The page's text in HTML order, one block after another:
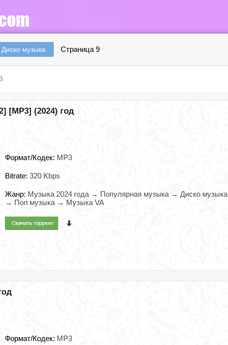
Диско музыка Страница 9
[MP3] (2024) год
Формат/Кодек: MP3
Bitrate: 320 Kbps
Жанр: Музыка 2024 года → Популярная музыка → Диско музыка
→ Поп музыка → Музыка VA
Формат/Кодек: MP3